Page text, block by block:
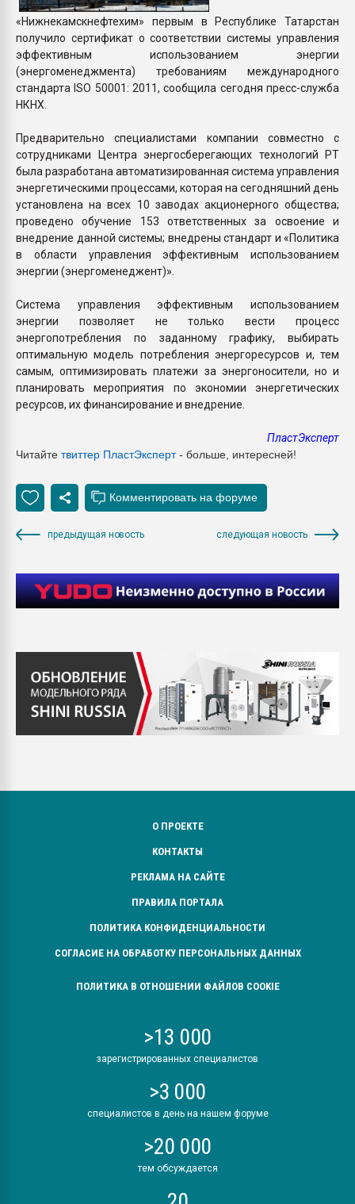
«Нижнекамскнефтехим» первым в Республике Татарстан
получило сертификат о соответствии системы управления
эффективным использованием энергии
(энергоменеджмента) требованиям международного
стандарта ISO 50001: 2011, сообщила сегодня пресс-служба
НКНХ.
Предварительно специалистами компании совместно с
сотрудниками Центра энергосберегающих технологий РТ
была разработана автоматизированная система управления
энергетическими процессами, которая на сегодняшний день
установлена на всех 10 заводах акционерного общества;
проведено обучение 153 ответственных за освоение и
внедрение данной системы; внедрены стандарт и «Политика
в области управления эффективным использованием
энергии (энергоменеджент)».
Система управления эффективным использованием
энергии позволяет не только вести процесс
энергопотребления по заданному графику, выбирать
оптимальную модель потребления энергоресурсов и, тем
самым, оптимизировать платежи за энергоносители, но и
планировать мероприятия по экономии энергетических
ресурсов, их финансирование и внедрение.
ПластЭксперт
Читайте твиттер ПластЭксперт- больше, интересней!
предыдущая новость следующая новость
О ПРОЕКТЕ
КОНТАКТЫ
РЕКЛАМА НА САЙТЕ
ПРАВИЛА ПОРТАЛА
ПОЛИТИКА КОНФИДЕНЦИАЛЬНОСТИ
СОГЛАСИЕ НА ОБРАБОТКУ ПЕРСОНАЛЬНЫХ ДАННЫХ
ПОЛИТИКА В ОТНОШЕНИИ ФАЙЛОВ COOKIE
>13 000
зарегистрированных специалистов
>3 000
специалистов в день на нашем форуме
>20 000
тем обсуждается